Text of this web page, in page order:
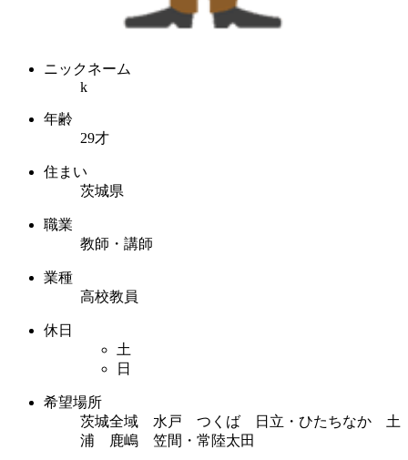
ニックネーム
k
年齢
29才
住まい
茨城県
職業
教師・講師
業種
高校教員
休日
土
日
希望場所
茨城全域 水戸 つくば 日立・ひたちなか 土
浦 鹿嶋 笠間・常陸太田